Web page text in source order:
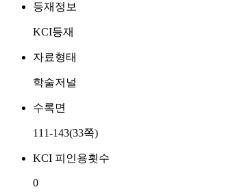
등재정보
KCI등재
자료형태
학술저널
수록면
111-143(33쪽)
KCI 피인용횟수
0